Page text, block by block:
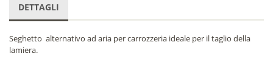
DETTAGLI
Seghetto alternativo ad aria per carrozzeria ideale per il taglio della
lamiera.